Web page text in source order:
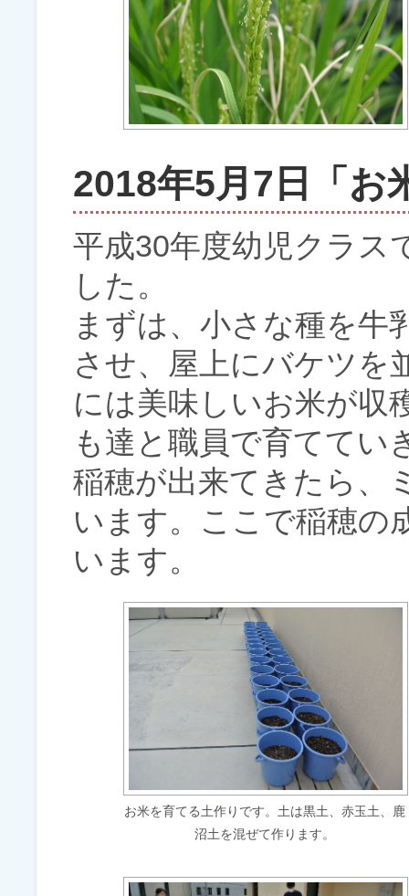
2018年5月7日「お
平成30年度幼児クラス
した。
まずは、小さな種を牛
させ、屋上にバケツを
には美味しいお米が収
も達と職員で育ててい
稲穂が出来てきたら、
います。ここで稲穂の
います。
お米を育てる土作りです。土は黒土、赤玉土、鹿
沼土を混ぜて作ります。